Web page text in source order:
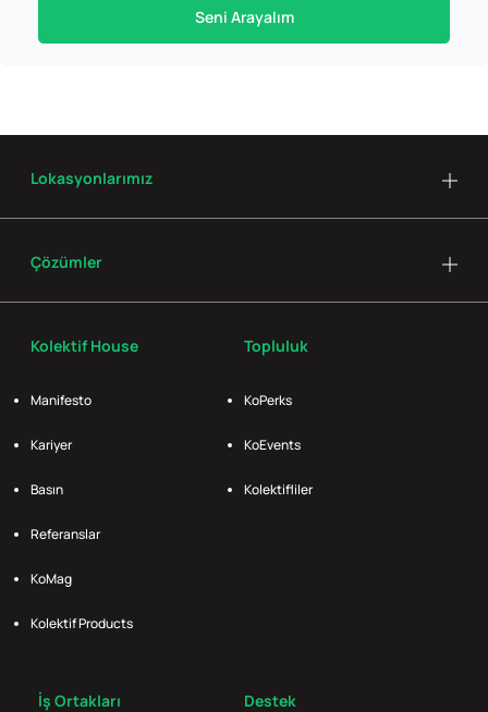
Seni Arayalım
Kolektif House
Manifesto
Kariyer
Basın
Referanslar
KoMag
Kolektif Products
Topluluk
KoPerks
KoEvents
Kolektifliler
İş Ortakları Destek
Lokasyonlarımız
Çözümler